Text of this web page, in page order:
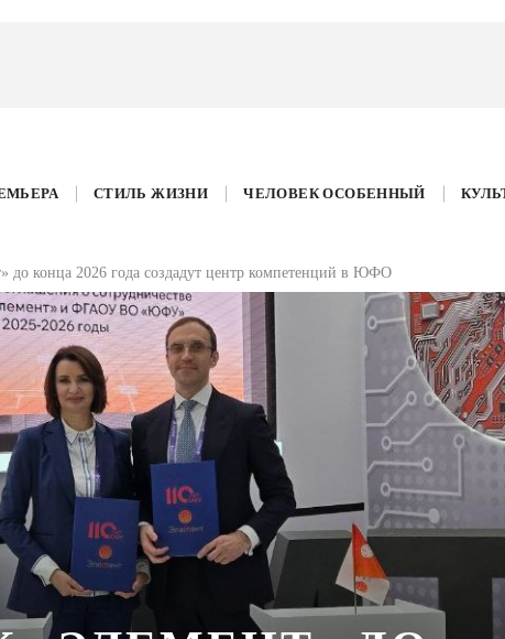
СТИЛЬ ЖИЗНИ ЧЕЛОВЕК ОСОБЕННЫЙ
конца 2026 года создадут центр компетенций в ЮФО